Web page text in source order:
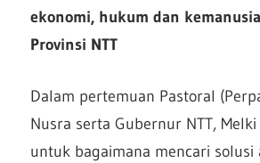
ekonomi, hukum dan
Provinsi NTT
Dalam pertemuan Pastoral
Nusra serta Gubernur NTT,
untuk bagaimana mencari